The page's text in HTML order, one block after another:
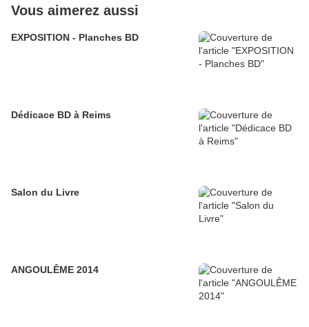
Vous aimerez aussi
EXPOSITION - Planches BD
Dédicace BD à Reims
Salon du Livre
ANGOULÊME 2014